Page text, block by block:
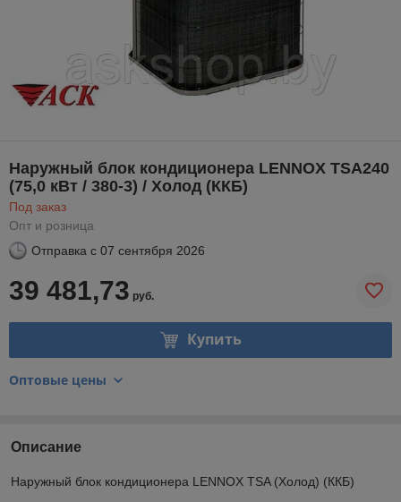
Наружный блок кондиционера LENNOX TSA240
(75,0 кВт / 380-3) / Холод (ККБ)
Под заказ
Опт и розница
Отправка с 07 сентября 2026
39 481,73 руб.
Купить
Оптовые цены
Описание
Наружный блок кондиционера LENNOX TSA (Холод) (ККБ)